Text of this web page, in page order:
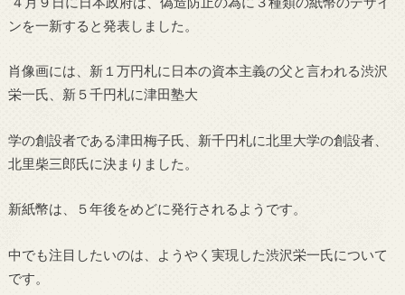
ンを一新すると発表しました。
肖像画には、新１万円札に日本の資本主義の父と言われる渋沢
栄一氏、新５千円札に津田塾大
学の創設者である津田梅子氏、新千円札に北里大学の創設者、
北里柴三郎氏に決まりました。
新紙幣は、５年後をめどに発行されるようです。
中でも注目したいのは、ようやく実現した渋沢栄一氏について
です。